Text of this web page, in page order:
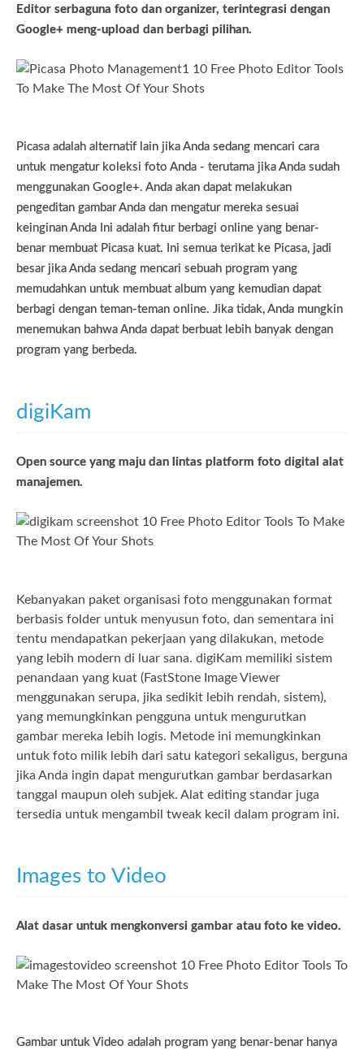
Editor serbaguna foto dan organizer, terintegrasi dengan
Google+ meng-upload dan berbagi pilihan.
Picasa adalah alternatif lain jika Anda sedang mencari cara
untuk mengatur koleksi foto Anda - terutama jika Anda sudah
menggunakan Google+. Anda akan dapat melakukan
pengeditan gambar Anda dan mengatur mereka sesuai
keinginan Anda Ini adalah fitur berbagi online yang benar-
benar membuat Picasa kuat. Ini semua terikat ke Picasa, jadi
besar jika Anda sedang mencari sebuah program yang
memudahkan untuk membuat album yang kemudian dapat
berbagi dengan teman-teman online. Jika tidak, Anda mungkin
menemukan bahwa Anda dapat berbuat lebih banyak dengan
program yang berbeda.
digiKam
Open source yang maju dan lintas platform foto digital alat
manajemen.
Kebanyakan paket organisasi foto menggunakan format
berbasis folder untuk menyusun foto, dan sementara ini
tentu mendapatkan pekerjaan yang dilakukan, metode
yang lebih modern di luar sana. digiKam memiliki sistem
penandaan yang kuat (FastStone Image Viewer
menggunakan serupa, jika sedikit lebih rendah, sistem),
yang memungkinkan pengguna untuk mengurutkan
gambar mereka lebih logis. Metode ini memungkinkan
untuk foto milik lebih dari satu kategori sekaligus, berguna
jika Anda ingin dapat mengurutkan gambar berdasarkan
tanggal maupun oleh subjek. Alat editing standar juga
tersedia untuk mengambil tweak kecil dalam program ini.
Images to Video
Alat dasar untuk mengkonversi gambar atau foto ke video.
Gambar untuk Video adalah program yang benar-benar hanya